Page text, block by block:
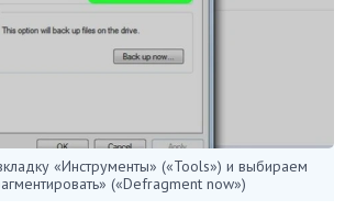
«Инструменты» («Tools») и выбираем
(«Defragment now»)